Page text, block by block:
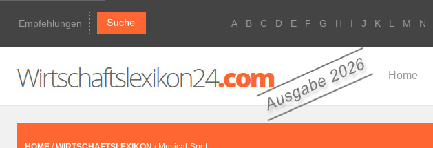
Empfehlungen A B C D E F G H I J K L M N
Home